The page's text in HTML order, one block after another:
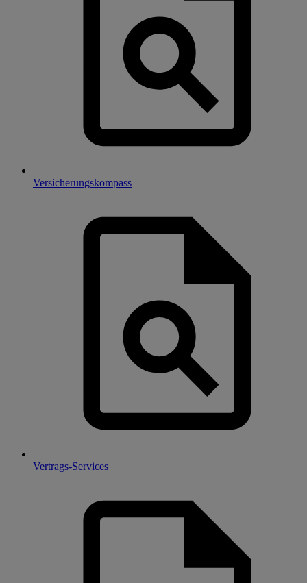
Versicherungskompass
Vertrags-Services